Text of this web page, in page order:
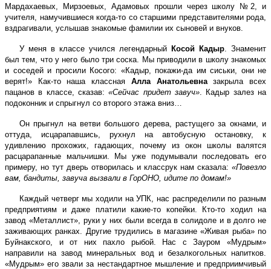
Мардахаевых, Мирзоевых, Адамовых прошли через школу №2, и
учителя, намучившиеся когда-то со старшими представителями рода,
вздрагивали, услышав знакомые фамилии их сыновей и внуков.
У меня в классе учился легендарный Косой Кадыр . Знаменит
был тем, что у него было три соска. Мы приводили в школу знакомых
и соседей и просили Косого: «Кадыр, покажи-да им сиськи, они не
верят!» Как-то наша классная Алла Анатольевназакрыла всех
пацанов в классе, сказав:«Сейчас придет завуч» . Кадыр залез на
подоконник и спрыгнул со второго этажа вниз…
Он прыгнул на ветви большого дерева, растущего за окнами, и
оттуда, исцарапавшись, рухнул на автобусную остановку, к
удивлению прохожих, гадающих, почему из окон школы валятся
расцарапанные мальчишки. Мы уже подумывали последовать его
примеру, но тут дверь отворилась и классрук нам сказала: «Повезло
вам, бандиты, завуча вызвали в ГорОНО, идите по домам!»
Каждый четверг мы ходили на УПК, нас распределили по разным
предприятиям и даже платили какие-то копейки. Кто-то ходил на
завод «Металлист», руки у них были всегда в солидоле и в долго не
заживающих ранках. Другие трудились в магазине «Живая рыба» по
Буйнакского, и от них пахло рыбой. Нас с Зауром «Мудрым»
направили на завод минеральных вод и безалкогольных напитков.
«Мудрым» его звали за нестандартное мышление и предприимчивый